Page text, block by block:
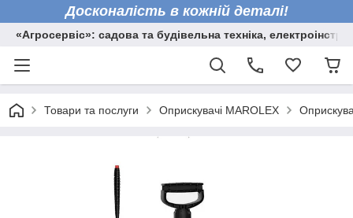
Досконалість в кожній деталі!
«Агросервіс»: садова та будівельна техніка,
Товари та послуги Оприскувачі MAROLEX